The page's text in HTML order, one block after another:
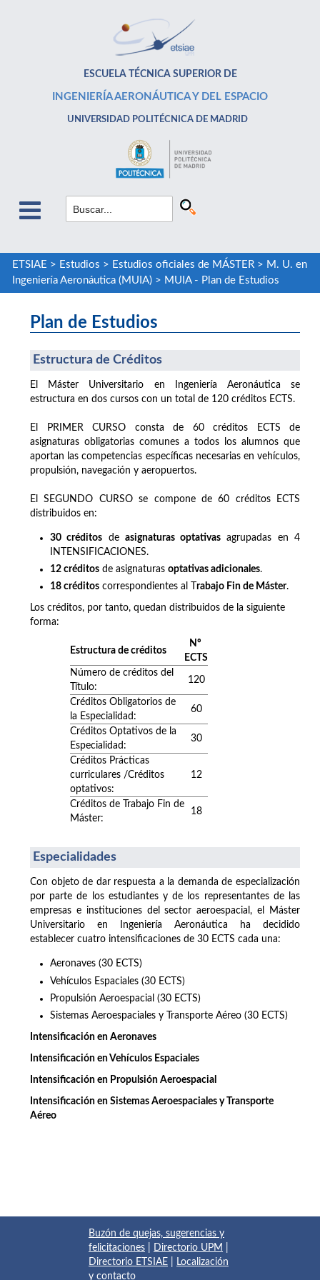
ESCUELA TÉCNICA SUPERIOR DE
INGENIERÍA AERONÁUTICA Y DEL ESPACIO
UNIVERSIDAD POLITÉCNICA DE MADRID
ETSIAE > Estudios > Estudios oficiales de MÁSTER> M. U. en
Ingeniería Aeronáutica (MUIA)> MUIA - Plan de Estudios
Plan de Estudios
Estructura de Créditos
El Máster Universitario en Ingeniería Aeronáutica se
estructura en dos cursos con un total de 120 créditos ECTS.
El PRIMER CURSO consta de 60 créditos ECTS de
asignaturas obligatorias comunes a todos los alumnos que
aportan las competencias específicas necesarias en vehículos,
propulsión, navegación y aeropuertos.
El SEGUNDO CURSO se compone de 60 créditos ECTS
distribuidos en:
30 créditos de asignaturas optativas agrupadas en 4
INTENSIFICACIONES.
12 créditos de asignaturas optativas adicionales.
18 créditos correspondientes al T rabajo Fin de Máster.
Los créditos, por tanto, quedan distribuidos de la siguiente
forma:
Estructura de créditos
Nº
ECTS
Número de créditos del
Título:
120
Créditos Obligatorios de
la Especialidad:
60
Créditos Optativos de la
Especialidad:
30
Créditos Prácticas
curriculares /Créditos
optativos:
12
Créditos de Trabajo Fin de
Máster:
18
Especialidades
Con objeto de dar respuesta a la demanda de especialización
por parte de los estudiantes y de los representantes de las
empresas e instituciones del sector aeroespacial, el Máster
Universitario en Ingeniería Aeronáutica ha decidido
establecer cuatro intensificaciones de 30 ECTS cada una:
Aeronaves (30 ECTS)
Vehículos Espaciales (30 ECTS)
Propulsión Aeroespacial (30 ECTS)
Sistemas Aeroespaciales y Transporte Aéreo (30 ECTS)
Intensificación en Aeronaves
Intensificación en Vehículos Espaciales
Intensificación en Propulsión Aeroespacial
Intensificación en Sistemas Aeroespaciales y Transporte
Aéreo
Buzón de quejas, sugerencias y
felicitaciones
Directorio UPM
Directorio ETSIAE
Localización
y contacto